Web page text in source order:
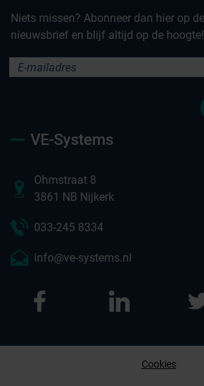
Niets missen? Abonneer dan hier op
nieuwsbrief en blijf altijd op de hoogte!
VE-Systems
Ohmstraat 8
3861 NB Nijkerk
033-245 8334
info@ve-systems.nl
Cookies